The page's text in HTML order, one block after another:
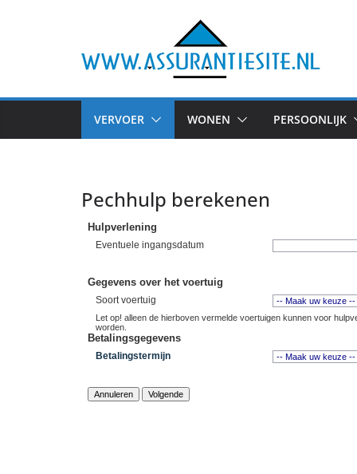
VERVOER WONEN PERSOONLIJK
Pechhulp berekenen